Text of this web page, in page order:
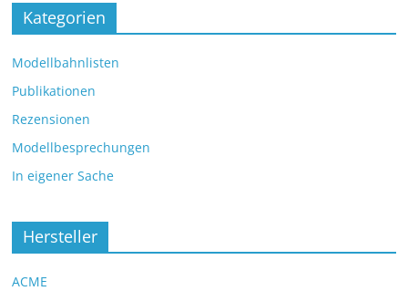
Kategorien
Modellbahnlisten
Publikationen
Rezensionen
Modellbesprechungen
In eigener Sache
Hersteller
ACME